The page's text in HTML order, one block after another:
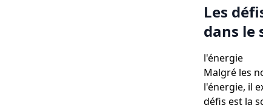
Les
dans le
l'énergie
Malgré les
l'énergie, il
défis est la